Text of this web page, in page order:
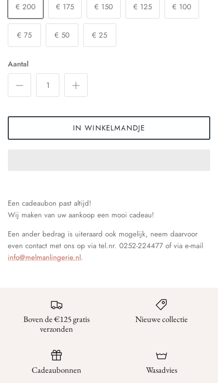
€ 200
€ 175 € 150 € 125 € 100
€ 75 € 50 € 25
Aantal
IN WINKELMANDJE
Een cadeaubon past altijd!
Wij maken van uw aankoop een mooi cadeau!
Een ander bedrag is uiteraard ook mogelijk, neem daarvoor
even contact met ons op via tel.nr. 0252-224477 of via e-mail
info@melmanlingerie.nl.
Boven de €125 gratis
verzonden
Nieuwe collectie
Cadeaubonnen Wasadvies